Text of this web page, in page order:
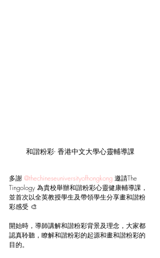
和諧粉彩- 香港中文大學心靈輔導課
多謝 @thechineseuniversityofhongkong 邀請The
Tingology 為貴校舉辦和諧粉彩心靈健康輔導課，
並首次以全英教授學生及帶領學生分享畫和諧粉
彩感受 🎨
開始時，導師講解和諧粉彩背景及理念，大家都
認真聆聽，瞭解和諧粉彩的起源和畫和諧粉彩的
目的。